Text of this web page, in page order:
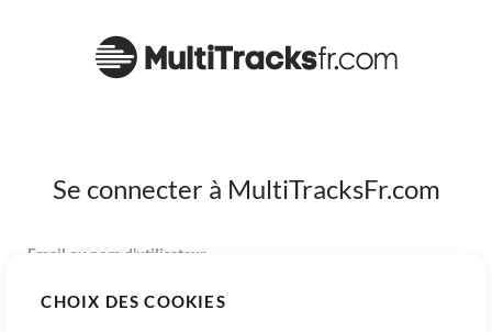
CHOIX DES COOKIES
Se connecter à MultiTracksFr.com
Email ou nom d'utilisateur